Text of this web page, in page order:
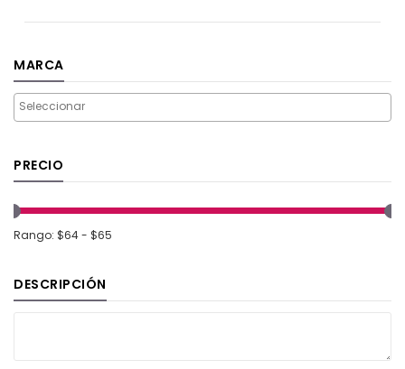
MARCA
PRECIO
Rango: $64 - $65
DESCRIPCIÓN